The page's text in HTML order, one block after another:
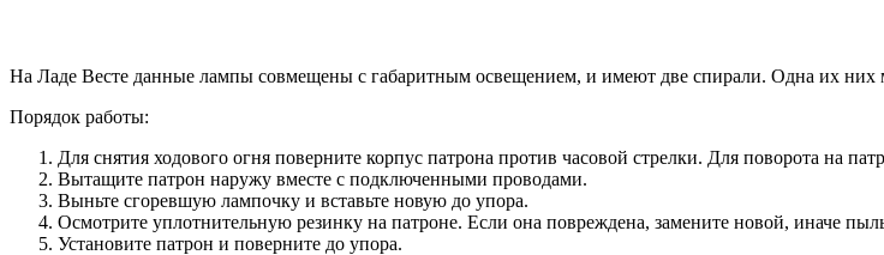
На Ладе Весте данные лампы совмещены с габаритным освещением, и имеют две спирали. Одна их них
Порядок работы:
Для снятия ходового огня поверните корпус патрона против часовой стрелки. Для поворота на
Вытащите патрон наружу вместе с подключенными проводами.
Выньте сгоревшую лампочку и вставьте новую до упора.
Осмотрите уплотнительную резинку на патроне. Если она повреждена, замените новой, иначе
Установите патрон и поверните до упора.